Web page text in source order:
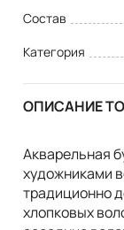
Состав
Категория
ОПИСАНИЕ
Акварельная
художниками
традиционно
хлопковых